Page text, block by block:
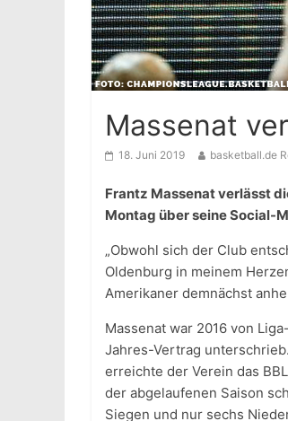
Massenat
18. Juni 2019 basketball.de
Frantz Massenat verlässt
Montag über seine Social-
„Obwohl sich der Club
Oldenburg in meinem
Amerikaner demnächst
Massenat war 2016 von
Jahres-Vertrag
erreichte der Verein das
der abgelaufenen Saison
Siegen und nur sechs